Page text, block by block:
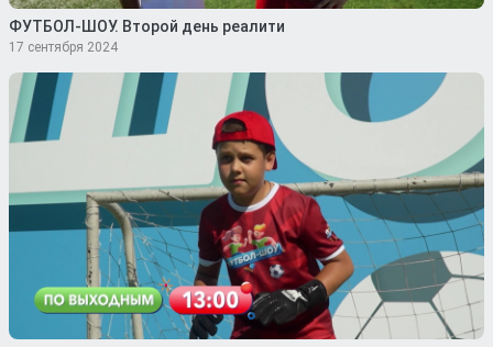
ФУТБОЛ-ШОУ. Второй день реалити
17 сентября 2024